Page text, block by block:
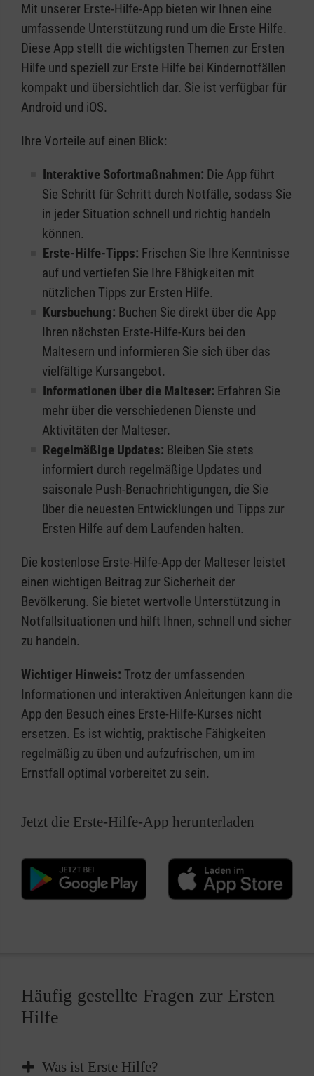
Mit unserer Erste-Hilfe-App bieten wir Ihnen eine
umfassende Unterstützung rund um die Erste Hilfe.
Diese App stellt die wichtigsten Themen zur Ersten
Hilfe und speziell zur Erste Hilfe bei Kindernotfällen
kompakt und übersichtlich dar. Sie ist verfügbar für
Android und iOS.
Ihre Vorteile auf einen Blick:
Interaktive Sofortmaßnahmen: Die App führt
Sie Schritt für Schritt durch Notfälle, sodass Sie
in jeder Situation schnell und richtig handeln
können.
Erste-Hilfe-Tipps: Frischen Sie Ihre Kenntnisse
auf und vertiefen Sie Ihre Fähigkeiten mit
nützlichen Tipps zur Ersten Hilfe.
Kursbuchung: Buchen Sie direkt über die App
Ihren nächsten Erste-Hilfe-Kurs bei den
Maltesern und informieren Sie sich über das
vielfältige Kursangebot.
Informationen über die Malteser: Erfahren Sie
mehr über die verschiedenen Dienste und
Aktivitäten der Malteser.
Regelmäßige Updates: Bleiben Sie stets
informiert durch regelmäßige Updates und
saisonale Push-Benachrichtigungen, die Sie
über die neuesten Entwicklungen und Tipps zur
Ersten Hilfe auf dem Laufenden halten.
Die kostenlose Erste-Hilfe-App der Malteser leistet
einen wichtigen Beitrag zur Sicherheit der
Bevölkerung. Sie bietet wertvolle Unterstützung in
Notfallsituationen und hilft Ihnen, schnell und sicher
zu handeln.
Wichtiger Hinweis: Trotz der umfassenden
Informationen und interaktiven Anleitungen kann die
App den Besuch eines Erste-Hilfe-Kurses nicht
ersetzen. Es ist wichtig, praktische Fähigkeiten
regelmäßig zu üben und aufzufrischen, um im
Ernstfall optimal vorbereitet zu sein.
Jetzt die Erste-Hilfe-App herunterladen
Häufig gestellte Fragen zur Ersten
Hilfe
Was ist Erste Hilfe?